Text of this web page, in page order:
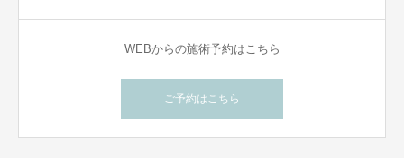
WEBからの施術予約はこちら
ご予約はこちら